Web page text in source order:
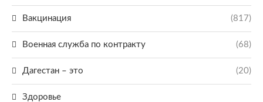
Вакцинация (817)
Военная служба по контракту (68)
Дагестан – это (20)
Здоровье